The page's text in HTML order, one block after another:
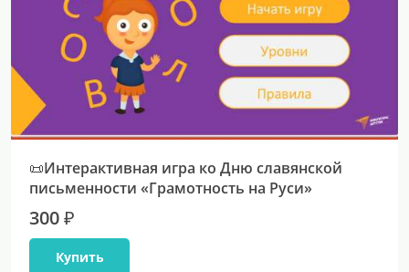
📜Интерактивная игра ко Дню славянской
письменности «Грамотность на Руси»
300 ₽
Купить